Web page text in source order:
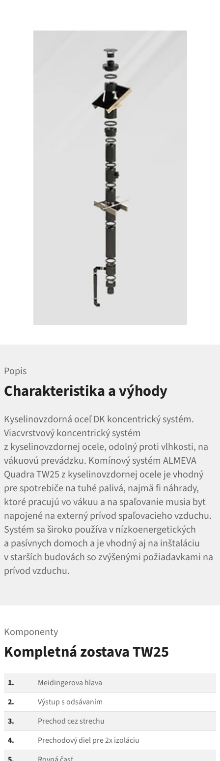
Popis
Charakteristika a výhody
Kyselinovzdorná oceľ DK koncentrický systém.
Viacvrstvový koncentrický systém
z kyselinovzdornej ocele, odolný proti vlhkosti, na
vákuovú prevádzku. Komínový systém ALMEVA
Quadra TW25 z kyselinovzdornej ocele je vhodný
pre spotrebiče na tuhé palivá, najmä fi náhrady,
ktoré pracujú vo vákuu a na spaľovanie musia byť
napojené na externý prívod spaľovacieho vzduchu.
Systém sa široko používa v nízkoenergetických
a pasívnych domoch a je vhodný aj na inštaláciu
v starších budovách so zvýšenými požiadavkami na
prívod vzduchu.
Komponenty
Kompletná zostava TW25
1.
Meidingerova hlava
2.
Výstup s odsávaním
3.
Prechod cez strechu
4.
Prechodový diel pre 2x izoláciu